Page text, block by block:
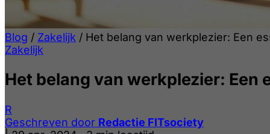
Blog / Zakelijk / Het belang van werkplezier: Een
Zakelijk
Het belang van werkplezier:
R
Geschreven door Redactie FITsociety